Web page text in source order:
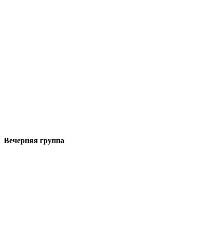
Вечерняя группа